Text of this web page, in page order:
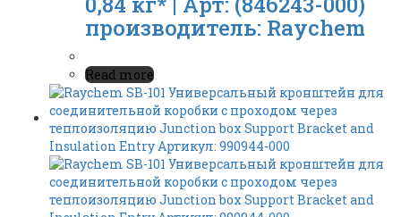
производитель: Raychem
Read more